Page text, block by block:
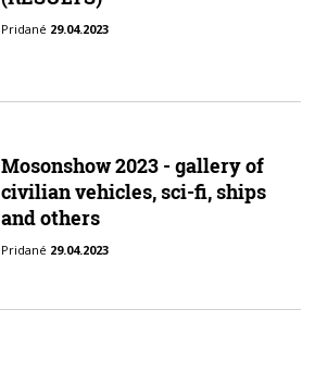
Pridané 29.04.2023
Mosonshow 2023 - gallery of
civilian vehicles, sci-fi, ships
and others
Pridané 29.04.2023